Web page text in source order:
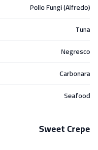
Pollo Fungi (Alfredo)
Tuna
Negresco
Carbonara
Seafood
Sweet Crepe